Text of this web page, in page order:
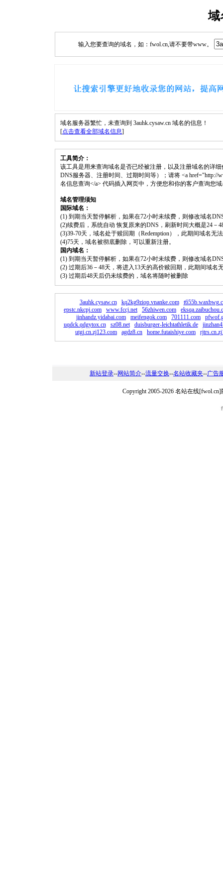
域
输入您要查询的域名，如：fwol.cn,请不要带www。
域名服务器繁忙，未查询到 3auhk.cysaw.cn 域名的信息！
[点击查看全部域名信息]
工具简介：
该工具是用来查询域名是否已经被注册，以及注册域名的详
DNS服务器、注册时间、过期时间等）；请将 <a href="http://
名信息查询</a> 代码插入网页中，方便您和你的客户查询您
域名管理须知
国际域名：
(1) 到期当天暂停解析，如果在72小时未续费，则修改域名
(2)续费后，系统自动 恢复原来的DNS，刷新时间大概是24－
(3)39-70天，域名处于赎回期（Redemption），此期间域名无
(4)75天，域名被彻底删除，可以重新注册。
国内域名：
(1) 到期当天暂停解析，如果在72小时未续费，则修改域名
(2) 过期后36－48天，将进入13天的高价赎回期，此期间域名
(3) 过期后48天后仍未续费的，域名将随时被删除
3auhk.cysaw.cn kq2kg9ziop.vnanke.com
epstc.nkcpj.com
www.fccj.net 56zhiwen.com
jinhandz.yidabai.com
meifengok.com 701111.com
uqdck.qdgytox.cn
sz08.net duisburger-leichtathletik.de
utgj.cn.zj123.com
agdz8.cn home.futaishiye.com
新站登录--网站简介--流量交换--名站收藏夹--广告
Copyright 2005-2026 名站在线